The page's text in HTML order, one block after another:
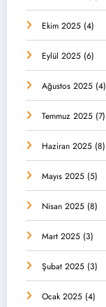
Ekim 2025 (4)
Eylül 2025 (6)
Ağustos 2025 (4)
Temmuz 2025 (7)
Haziran 2025 (8)
Mayıs 2025 (5)
Nisan 2025 (8)
Mart 2025 (3)
Şubat 2025 (3)
Ocak 2025 (4)